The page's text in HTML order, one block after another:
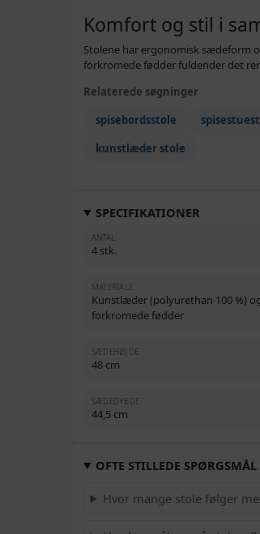
Komfort og stil i
Stolene har ergonomisk sædeform
forkromede fødder fuldender det
Relaterede søgninger
spisebordsstole
kunstlæder stole
SPECIFIKATIONER
ANTAL
4 stk.
MATERIALE
Kunstlæder (polyurethan 100 %)
forkromede fødder
SÆDEHØJDE
48 cm
SÆDEDYBDE
44,5 cm
OFTE STILLEDE SPØRGSMÅL
Hvor mange stole følger